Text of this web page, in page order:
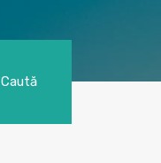
Caută